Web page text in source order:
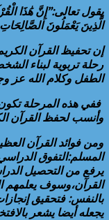
يقول تعالى:”إِنَّ هَٰذَا
الَّذِينَ يَعْمَلُونَ
إن تحفيظ القرآن
رحلة تربوية لبناء
الطفل وكلام الله عز
ففي هذه المرحلة
وأنسب لحفظ القرآن
ومن فوائد القرآن
المسلم:التفوق
يرفع من التحصيل
القرآن،وسوف يعلمهم
بالنفس: فتحقيق
يجعله أيضا يشعر